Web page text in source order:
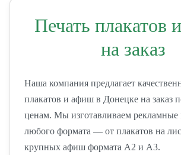
Печать плакатов
на заказ
Наша компания предлагает
плакатов и афиш в Донецке на заказ
ценам. Мы изготавливаем рекламные
любого формата — от плакатов на
крупных афиш формата А2 и А3.